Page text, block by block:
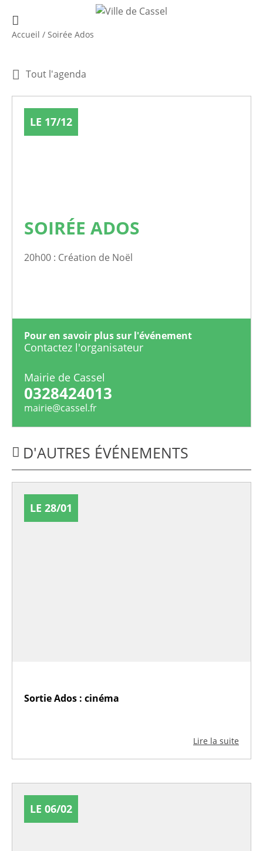
Accueil / Soirée Ados
Tout l'agenda
LE 17/12
SOIRÉE ADOS
20h00 : Création de Noël
Pour en savoir plus sur l'événement
Contactez l'organisateur
Mairie de Cassel
0328424013
mairie@cassel.fr
D'AUTRES ÉVÉNEMENTS
LE 28/01
Sortie Ados : cinéma
Lire la suite
LE 06/02